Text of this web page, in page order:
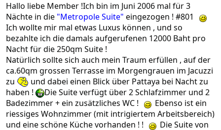
Hallo liebe Member !Ich bin im Juni 2006 mal für 3
Nächte in die "Metropole Suite" eingezogen ! #801
Ich wollte mir mal etwas Luxus können , und so
bezahlte ich die damals aufgerufenen 12000 Baht pro
Nacht für die 250qm Suite !
Natürlich sollte sich auch mein Traum erfüllen , auf der
ca.60qm grossen Terrasse im Morgengrauen im Jacuzzi
zu
und dabei einen Blick über Pattaya bei Nacht zu
haben !
Die Suite verfügt über 2 Schlafzimmer und 2
Badezimmer + ein zusätzliches WC !
Ebenso ist ein
riessiges Wohnzimmer (mit intrigiertem Arbeitsbereich)
und eine schöne Küche vorhanden ! !
Die Suite von